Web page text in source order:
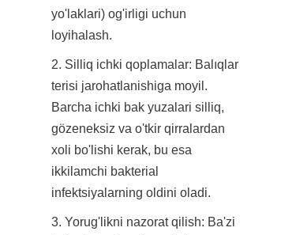
yo'laklari) og'irligi uchun
loyihalash.
2. Silliq ichki qoplamalar: Balıqlar
terisi jarohatlanishiga moyil.
Barcha ichki bak yuzalari silliq,
gözeneksiz va o'tkir qirralardan
xoli bo'lishi kerak, bu esa
ikkilamchi bakterial
infektsiyalarning oldini oladi.
3. Yorug'likni nazorat qilish: Ba'zi